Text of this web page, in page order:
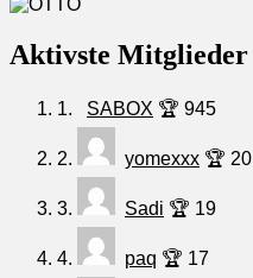
Aktivste Mitglieder
1. SABOX 🏆 945
2. yomexxx 🏆 20
3. Sadi 🏆 19
4. paq 🏆 17